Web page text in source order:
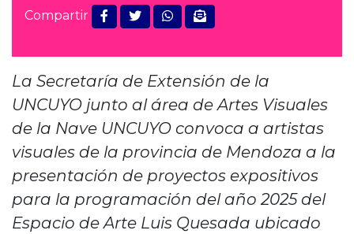
Compartir
La Secretaría de Extensión de la
UNCUYO junto al área de Artes Visuales
de la Nave UNCUYO convoca a artistas
visuales de la provincia de Mendoza a la
presentación de proyectos expositivos
para la programación del año 2025 del
Espacio de Arte Luis Quesada ubicado